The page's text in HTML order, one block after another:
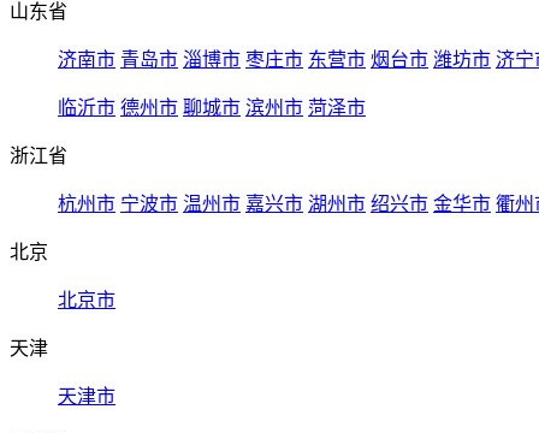
山东省
济南市 青岛市 淄博市 枣庄市 东营市 烟台市 潍坊市 济宁
临沂市 德州市 聊城市 滨州市 菏泽市
浙江省
杭州市 宁波市 温州市 嘉兴市 湖州市 绍兴市 金华市 衢州
北京
北京市
天津
天津市